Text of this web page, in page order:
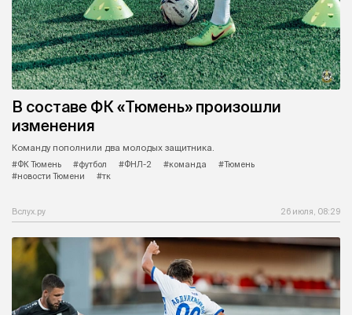
В составе ФК «Тюмень» произошли
изменения
Команду пополнили два молодых защитника.
#ФК Тюмень
#футбол #ФНЛ-2 #команда
#Тюмень
#новости Тюмени
#тк
Вслух.ру 26 июля, 08:29